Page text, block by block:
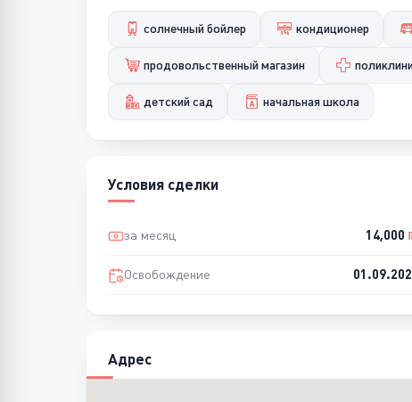
солнечный бойлер кондиционер
продовольственный магазин
детский сад начальная школа
Условия сделки
за месяц 14,000
Освобождение
Адрес